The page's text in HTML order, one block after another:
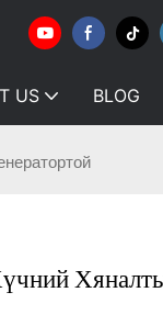
US BLOG